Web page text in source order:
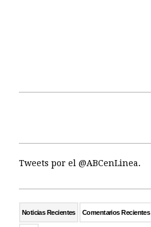
Tweets por el @ABCenLinea.
Noticias Recientes Comentarios Recientes